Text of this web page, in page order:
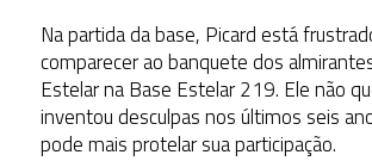
Na partida da base, Picard está
comparecer ao banquete dos
Estelar na Base Estelar 219. Ele não
inventou desculpas nos últimos seis
pode mais protelar sua participação.